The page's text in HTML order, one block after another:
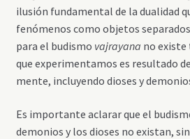
ilusión fundamental de la dualidad
fenómenos como objetos
para el budismo vajrayana no
que experimentamos es resultado
mente, incluyendo dioses y
Es importante aclarar que el
demonios y los dioses no existan,